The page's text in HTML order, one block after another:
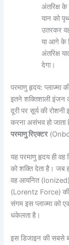
अंतरिक्ष
यान को
उतरकर
या आगे के
अंतरिक्ष
देगा।
परमाणु हृदय: प्लाज्मा
इतने शक्तिशाली इंजन
दूरी पर सूर्य की
करना असंभव हो
परमाणु रिएक्टर
यह परमाणु हृदय ही
को शक्ति देता है। जब
वह आयनित (Ionized)
(Lorentz Force) की
संगम इस प्लाज्मा को
धकेलता है।
इस डिजाइन की सबसे